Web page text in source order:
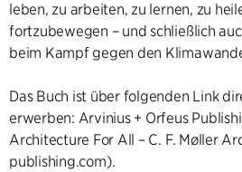
leben, zu arbeiten, zu lernen, zu
fortzubewegen – und schließlich
beim Kampf gegen den
Das Buch ist über folgenden Link
erwerben: Arvinius + Orfeus
Architecture For All – C. F. Møller
publishing.com).